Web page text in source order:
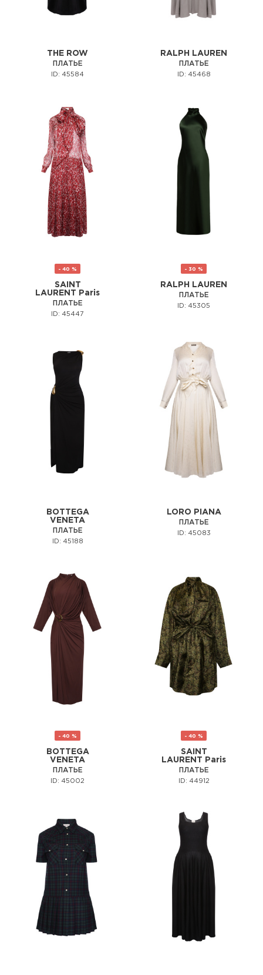
THE ROW
ПЛАТЬЕ
ID: 45584
RALPH LAUREN
ПЛАТЬЕ
ID: 45468
- 40 %
SAINT
LAURENT Paris
ПЛАТЬЕ
ID: 45447
- 30 %
RALPH LAUREN
ПЛАТЬЕ
ID: 45305
BOTTEGA
VENETA
ПЛАТЬЕ
ID: 45188
LORO PIANA
ПЛАТЬЕ
ID: 45083
- 40 %
BOTTEGA
VENETA
ПЛАТЬЕ
ID: 45002
- 40 %
SAINT
LAURENT Paris
ПЛАТЬЕ
ID: 44912